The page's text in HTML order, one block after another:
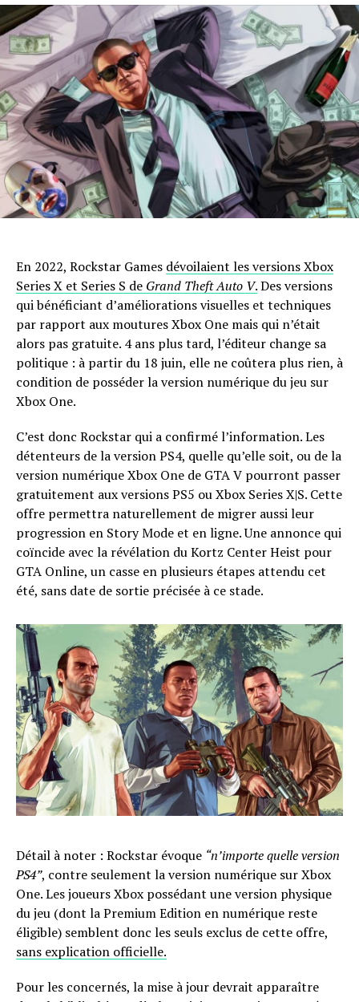
En 2022, Rockstar Games dévoilaient les versions Xbox
Series X et Series S de Grand Theft Auto V.Des versions
qui bénéficiant d’améliorations visuelles et techniques
par rapport aux moutures Xbox One mais qui n’était
alors pas gratuite. 4 ans plus tard, l’éditeur change sa
politique : à partir du 18 juin, elle ne coûtera plus rien, à
condition de posséder la version numérique du jeu sur
Xbox One.
C’est donc Rockstar qui a confirmé l’information. Les
détenteurs de la version PS4, quelle qu’elle soit, ou de la
version numérique Xbox One de GTA V pourront passer
gratuitement aux versions PS5 ou Xbox Series X|S. Cette
offre permettra naturellement de migrer aussi leur
progression en Story Mode et en ligne. Une annonce qui
coïncide avec la révélation du Kortz Center Heist pour
GTA Online, un casse en plusieurs étapes attendu cet
été, sans date de sortie précisée à ce stade.
Détail à noter : Rockstar évoque “n’importe quelle version
PS4”, contre seulement la version numérique sur Xbox
One. Les joueurs Xbox possédant une version physique
du jeu (dont la Premium Edition en numérique reste
éligible) semblent donc les seuls exclus de cette offre,
sans explication officielle.
Pour les concernés, la mise à jour devrait apparaître